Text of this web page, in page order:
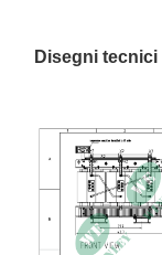
Disegni tecnici